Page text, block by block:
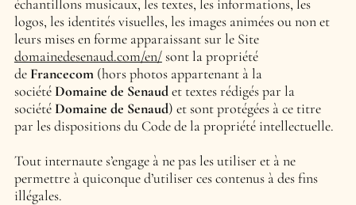
échantillons musicaux, les textes, les informations, les
logos, les identités visuelles, les images animées ou non et
leurs mises en forme apparaissant sur le Site
domainedesenaud.com/en/sont la propriété
de Francecom(hors photos appartenant à la
sociétéDomaine de Senaudet textes rédigés par la
sociétéDomaine de Senaud) et sont protégées à ce titre
par les dispositions du Code de la propriété intellectuelle.
Tout internaute s’engage à ne pas les utiliser et à ne
permettre à quiconque d’utiliser ces contenus à des fins
illégales.